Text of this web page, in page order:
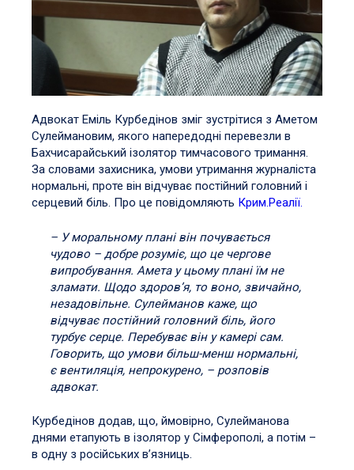
Адвокат Еміль Курбедінов зміг зустрітися з Аметом
Сулеймановим, якого напередодні перевезли в
Бахчисарайський ізолятор тимчасового тримання.
За словами захисника, умови утримання журналіста
нормальні, проте він відчуває постійний головний і
серцевий біль. Про це повідомляють Крим.Реалії.
– У моральному плані він почувається
чудово – добре розуміє, що це чергове
випробування. Амета у цьому плані їм не
зламати. Щодо здоров’я, то воно, звичайно,
незадовільне. Сулейманов каже, що
відчуває постійний головний біль, його
турбує серце. Перебуває він у камері сам.
Говорить, що умови більш-менш нормальні,
є вентиляція, непрокурено, – розповів
адвокат.
Курбедінов додав, що, ймовірно, Сулейманова
днями етапують в ізолятор у Сімферополі, а потім –
в одну з російських в’язниць.